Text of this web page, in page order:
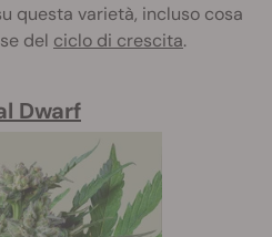
questa varietà, incluso cosa
del ciclo di crescita.
Dwarf